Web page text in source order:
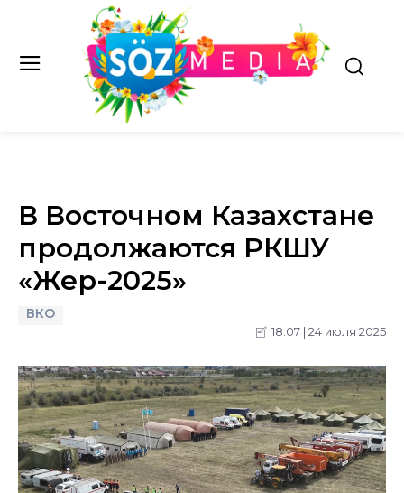
В Восточном Казахстане
продолжаются РКШУ
«Жер-2025»
ВКО
18:07 | 24 июля 2025